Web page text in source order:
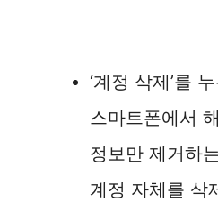
‘계정 삭제’를
스마트폰에서
정보만 제거하
계정 자체를 삭